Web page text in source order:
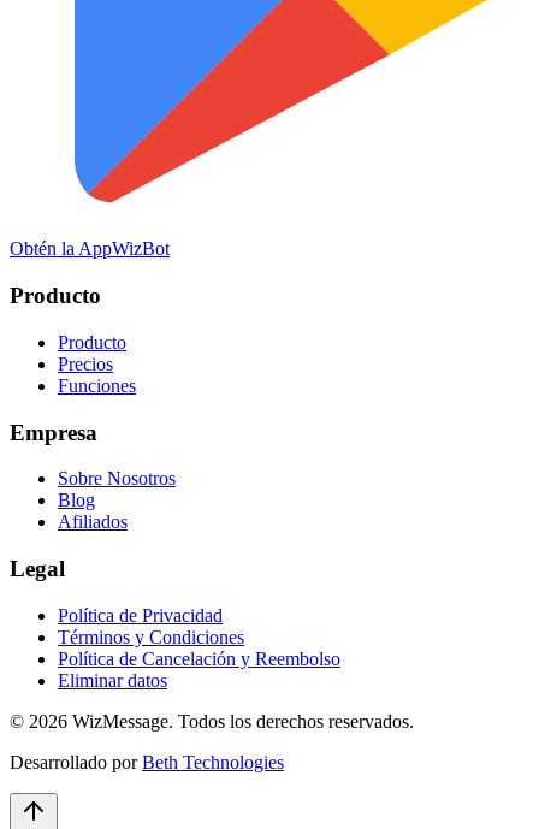
Obtén la AppWizBot
Producto
Producto
Precios
Funciones
Empresa
Sobre Nosotros
Blog
Afiliados
Legal
Política de Privacidad
Términos y Condiciones
Política de Cancelación y Reembolso
Eliminar datos
© 2026 WizMessage. Todos los derechos reservados.
Desarrollado por Beth Technologies